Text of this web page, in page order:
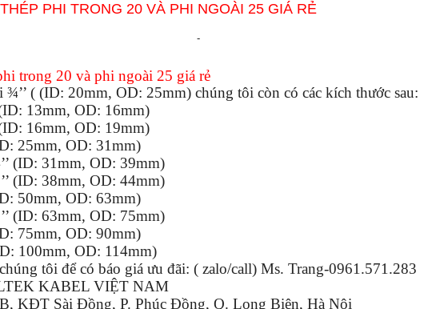
PHI TRONG 20 VÀ PHI NGOÀI 25 GIÁ RẺ
-
trong 20 và phi ngoài 25 giá rẻ
( (ID: 20mm, OD: 25mm) chúng tôi còn có các kích thước sau:
13mm, OD: 16mm)
16mm, OD: 19mm)
25mm, OD: 31mm)
(ID: 31mm, OD: 39mm)
(ID: 38mm, OD: 44mm)
50mm, OD: 63mm)
(ID: 63mm, OD: 75mm)
75mm, OD: 90mm)
100mm, OD: 114mm)
tôi để có báo giá ưu đãi: ( zalo/call) Ms. Trang-0961.571.283
KABEL VIỆT NAM
KĐT Sài Đồng, P. Phúc Đồng, Q. Long Biên, Hà Nội